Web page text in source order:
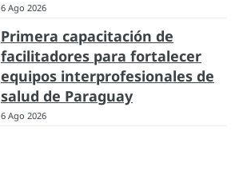
6 Ago 2026
Primera capacitación de
facilitadores para fortalecer
equipos interprofesionales de
salud de Paraguay
6 Ago 2026